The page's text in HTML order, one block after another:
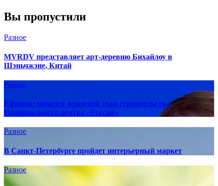
Вы пропустили
Разное
MVRDV представляет арт-деревню Бихайлоу в
Шэньчжэне, Китай
Разное
Ефимов: начался основной этап строительства
Национального центра «Россия»
Разное
В Санкт-Петербурге пройдет интерьерный маркет
Разное